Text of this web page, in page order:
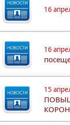
16
16
15